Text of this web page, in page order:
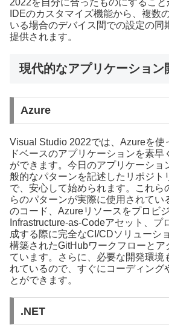
IDEのカスタマイズ機能から、複数
いる場合のデバイス間での設定の同
提供されます。
現代的なアプリケーション
Azure
Visual Studio 2022では、Azureを使
ドベースのアプリケーションを素早
ができます。今日のアプリケーショ
般的なパターンを記述したリポジト
で、安心して始められます。これら
らのパターンが実際に使用されてい
のコード、Azureリソースをプロビ
Infrastructure-as-Codeアセット、プ
成する際に完全なCI/CDソリューシ
構築されたGitHubワークフローとア
ています。さらに、必要な開発環境
れているので、すぐにコーディング
とができます。
.NET